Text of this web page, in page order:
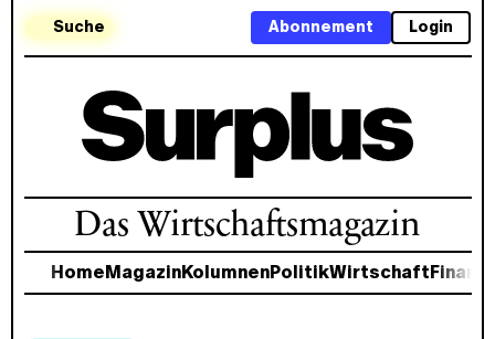
Suche Login
Abonnement
Das Wirtschaftsmagazin
Home MagazinKolumnenPolitikWirtschaft